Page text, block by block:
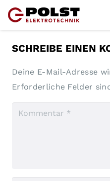
SCHREIBE EINEN
Deine E-Mail-Adresse
Erforderliche Felder